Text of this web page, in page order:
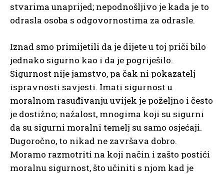
stvarima unaprijed; nepodnošljivo je kada je to
odrasla osoba s odgovornostima za odrasle.
Iznad smo primijetili da je dijete u toj priči bilo
jednako sigurno kao i da je pogriješilo.
Sigurnost nije jamstvo, pa čak ni pokazatelj
ispravnosti savjesti. Imati sigurnost u
moralnom rasuđivanju uvijek je poželjno i često
je dostižno; nažalost, mnogima koji su sigurni
da su sigurni moralni temelj su samo osjećaji.
Dugoročno, to nikad ne završava dobro.
Moramo razmotriti na koji način i zašto postići
moralnu sigurnost, što učiniti s njom kad je